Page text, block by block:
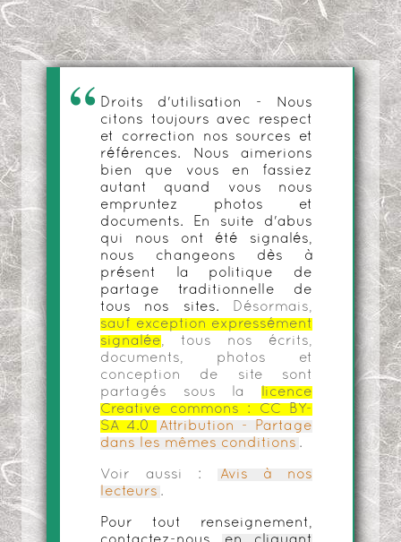
Droits d'utilisation - Nous
citons toujours avec respect
et correction nos sources et
références. Nous aimerions
bien que vous en fassiez
autant quand vous nous
empruntez photos et
documents. En suite d'abus
qui nous ont été signalés,
nous changeons dès à
présent la politique de
partage traditionnelle de
tous nos sites.
Désormais,
sauf exception expressément
signalée, tous nos écrits,
documents, photos et
conception de site sont
partagés sous la
licence
Creative commons :
CC BY-
SA 4.0
Attribution - Partage
dans les mêmes conditions .
Voir aussi :
Avis à nos
lecteurs .
Pour tout renseignement,